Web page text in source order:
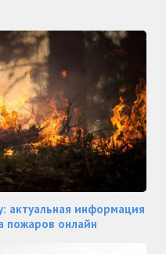
актуальная информация
пожаров онлайн